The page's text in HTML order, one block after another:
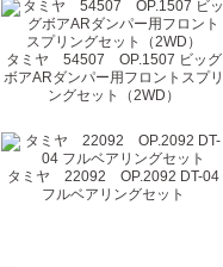
タミヤ 54507 OP.1507 ビッグ
ボアARダンパー用フロントスプリ
ングセット（2WD）
タミヤ 22092 OP.2092 DT-04
フルベアリングセット